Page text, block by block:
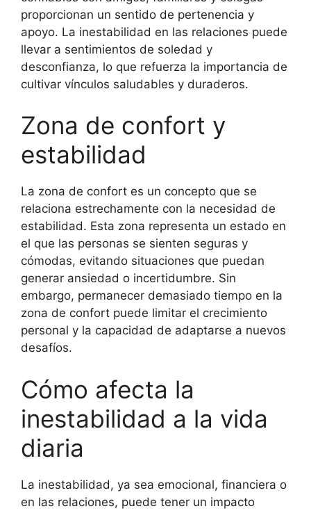
proporcionan un sentido de pertenencia y
apoyo. La inestabilidad en las relaciones puede
llevar a sentimientos de soledad y
desconfianza, lo que refuerza la importancia de
cultivar vínculos saludables y duraderos.
Zona de confort y
estabilidad
La zona de confort es un concepto que se
relaciona estrechamente con la necesidad de
estabilidad. Esta zona representa un estado en
el que las personas se sienten seguras y
cómodas, evitando situaciones que puedan
generar ansiedad o incertidumbre. Sin
embargo, permanecer demasiado tiempo en la
zona de confort puede limitar el crecimiento
personal y la capacidad de adaptarse a nuevos
desafíos.
Cómo afecta la
inestabilidad a la vida
diaria
La inestabilidad, ya sea emocional, financiera o
en las relaciones, puede tener un impacto